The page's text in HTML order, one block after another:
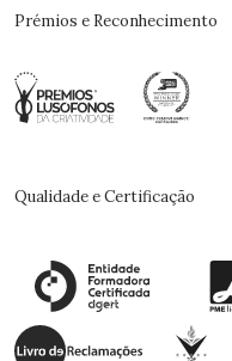
Prémios e Reconhecimento
Qualidade e Certificação